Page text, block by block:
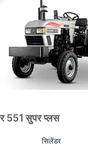
551 सुपर प्लस
सिलेंडर